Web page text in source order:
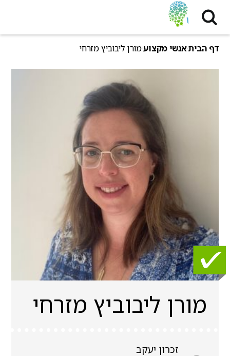
דף הביתאנשי מקצועמורן ליבוביץ מזרחי
מורן ליבוביץ מזרחי
זכרון יעקב